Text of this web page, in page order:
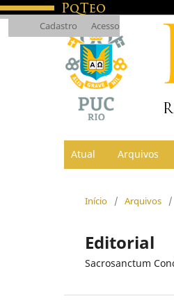
Atual Arquivos
Cadastro Acesso
Início / Arquivos /
Editorial
Sacrosanctum